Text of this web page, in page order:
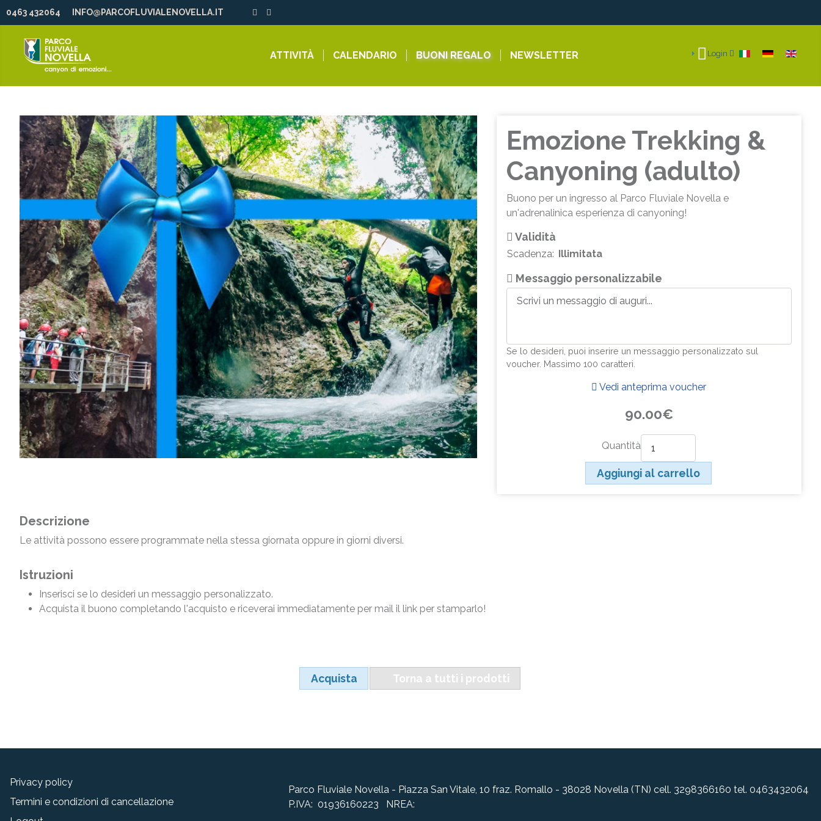
0463 432064 INFO@PARCOFLUVIALENOVELLA.IT
ATTIVITÀ CALENDARIO BUONI REGALO NEWSLETTER Login Seleziona la tua
Descrizione
Le attività possono essere programmate nella stessa giornata oppure in giorni diversi.
Istruzioni
Inserisci se lo desideri un messaggio personalizzato.
Acquista il buono completando l'acquisto e riceverai immediatamente per mail il link per stamparlo!
Emozione Trekking &
Canyoning (adulto)
Buono per un ingresso al Parco Fluviale Novella e
un'adrenalinica esperienza di canyoning!
Validità
Scadenza: Illimitata
Messaggio personalizzabile
Se lo desideri, puoi inserire un messaggio personalizzato sul
voucher. Massimo 100 caratteri.
Vedi anteprima voucher
90.00€
Quantità
Acquista Torna a tutti i prodotti
Privacy policy
Termini e condizioni di cancellazione
Parco Fluviale Novella - Piazza San Vitale, 10 fraz. Romallo - 38028 Novella (TN) cell. 3298366160 tel. 0463432064
P.IVA: 01936160223 NREA: